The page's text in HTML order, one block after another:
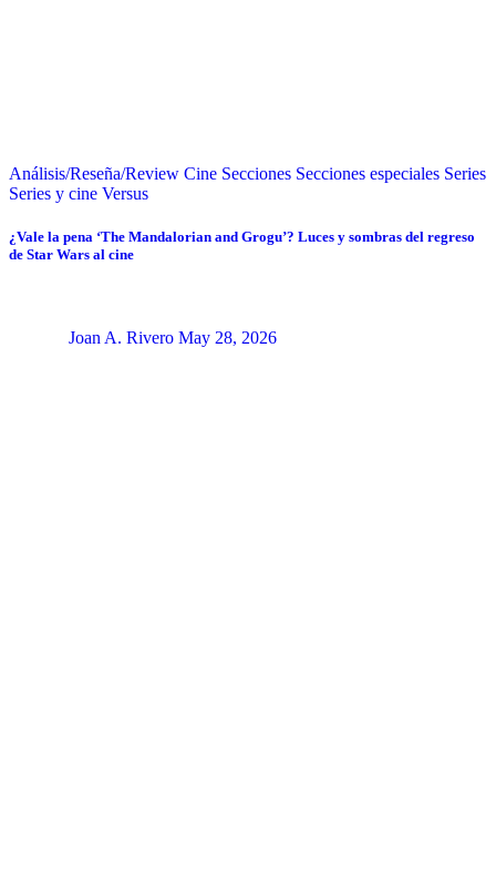
Análisis/Reseña/Review Cine Secciones Secciones especiales Series
Series y cine Versus
¿Vale la pena ‘The Mandalorian and Grogu’? Luces y sombras del regreso
de Star Wars al cine
Joan A. Rivero May 28, 2026